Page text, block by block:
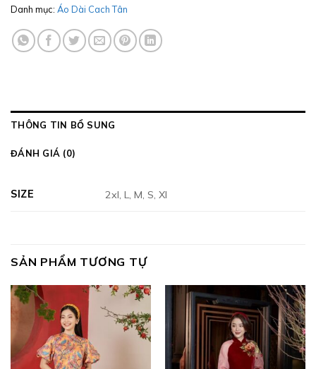
Danh mục: Áo Dài Cach Tân
THÔNG TIN BỔ SUNG
ĐÁNH GIÁ (0)
SIZE 2xl, L, M, S, Xl
SẢN PHẨM TƯƠNG TỰ